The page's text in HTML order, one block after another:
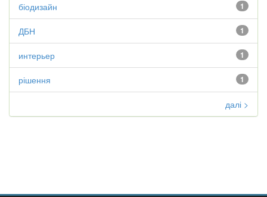
1
біодизайн
1
ДБН
1
интерьер
1
рішення
далі >